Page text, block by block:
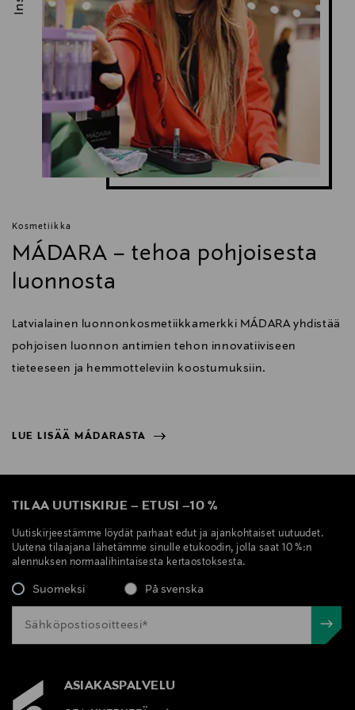
Kosmetiikka
MÁDARA – tehoa pohjoisesta
luonnosta
Latvialainen luonnonkosmetiikkamerkki MÁDARA yhdistää
pohjoisen luonnon antimien tehon innovatiiviseen
tieteeseen ja hemmotteleviin koostumuksiin.
LUE LISÄÄ MÁDARASTA
TILAA UUTISKIRJE – ETUSI –10 %
Uutiskirjeestämme löydät parhaat edut ja ajankohtaiset uutuudet.
Uutena tilaajana lähetämme sinulle etukoodin, jolla saat 10 %:n
alennuksen normaalihintaisesta kertaostoksesta.
Suomeksi På svenska
ASIAKASPALVELU